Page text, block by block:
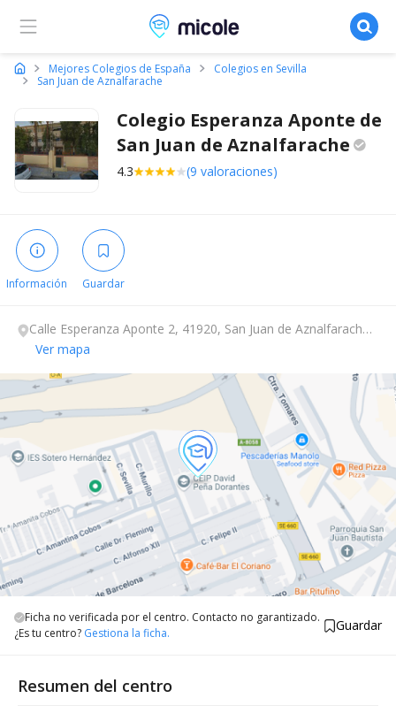
Micole, buscador de colegios
Mejores Colegios de España
Colegios en Sevilla
San Juan de Aznalfarache
Colegio Esperanza Aponte de
San Juan de Aznalfarache
4.3 (9 valoraciones)
Información Guardar
Calle Esperanza Aponte 2, 41920, San Juan de Aznalfarache,
Sevilla.
Ver mapa
Ficha no verificada por el centro. Contacto no garantizado.
¿Es tu centro? Gestiona la ficha. Guardar
Resumen del centro